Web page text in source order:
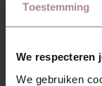
Toestemming
We respecteren
We gebruiken